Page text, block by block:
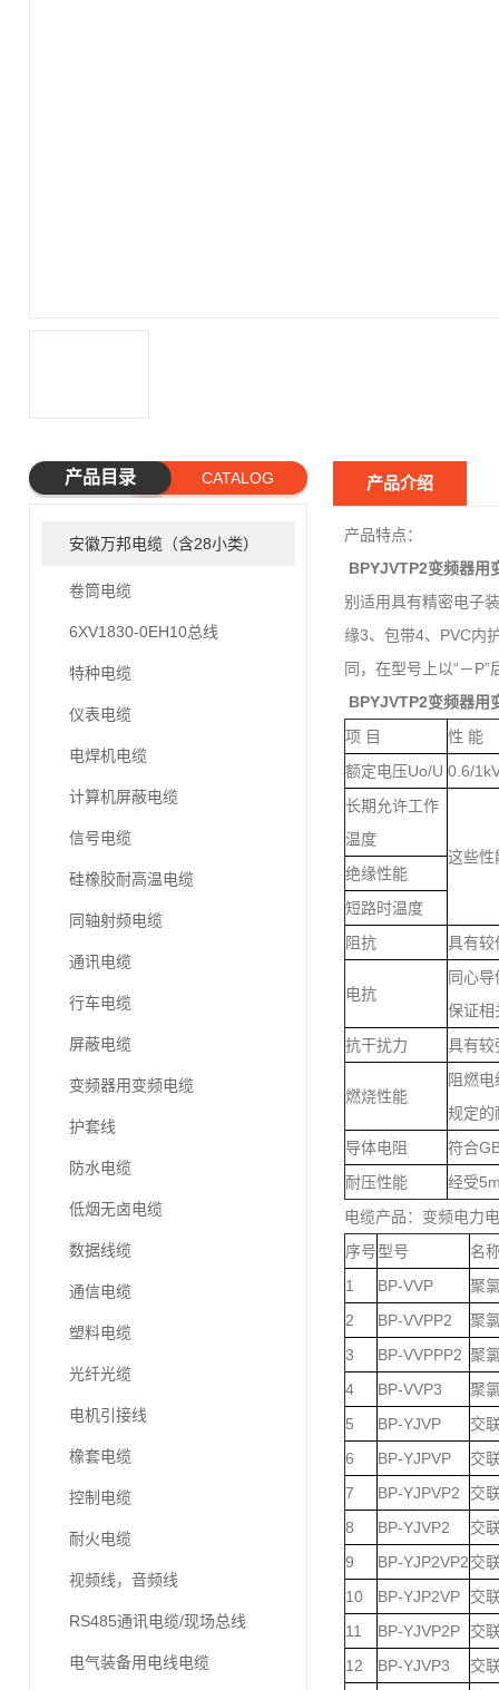
产品目录 CATALOG
安徽万邦电缆（含28小类）
卷筒电缆
6XV1830-0EH10总线
特种电缆
仪表电缆
电焊机电缆
计算机屏蔽电缆
信号电缆
硅橡胶耐高温电缆
同轴射频电缆
通讯电缆
行车电缆
屏蔽电缆
变频器用变频电缆
护套线
防水电缆
低烟无卤电缆
数据线缆
通信电缆
塑料电缆
光纤光缆
电机引接线
橡套电缆
控制电缆
耐火电缆
视频线，音频线
RS485通讯电缆/现场总线
电气装备用电线电缆
产品介绍
产品特点：
BPYJVTP2变频器用
别适用具有精密电子
缘3、包带4、PVC内
同，在型号上以“－
BPYJVTP2变频器用
项 目
性 能
额定电压Uo/U 0.6/
长期允许工作
温度
这些性
绝缘性能
短路时温度
阻抗
具有较
电抗
同心
保证相
抗干扰力
具有较
燃烧性能
阻燃
规定的
导体电阻
符合
耐压性能
经受
电缆产品：变频电力
序号型号
名
1
BP-VVP
聚
2
BP-VVPP2
聚
3
BP-VVPPP2 聚
4
BP-VVP3
聚
5
BP-YJVP
交
6
BP-YJPVP
交
7
BP-YJPVP2
交
8
BP-YJVP2
交
9
BP-YJP2VP2交
10
BP-YJP2VP
交
11
BP-YJVP2P
交
12
BP-YJVP3
交